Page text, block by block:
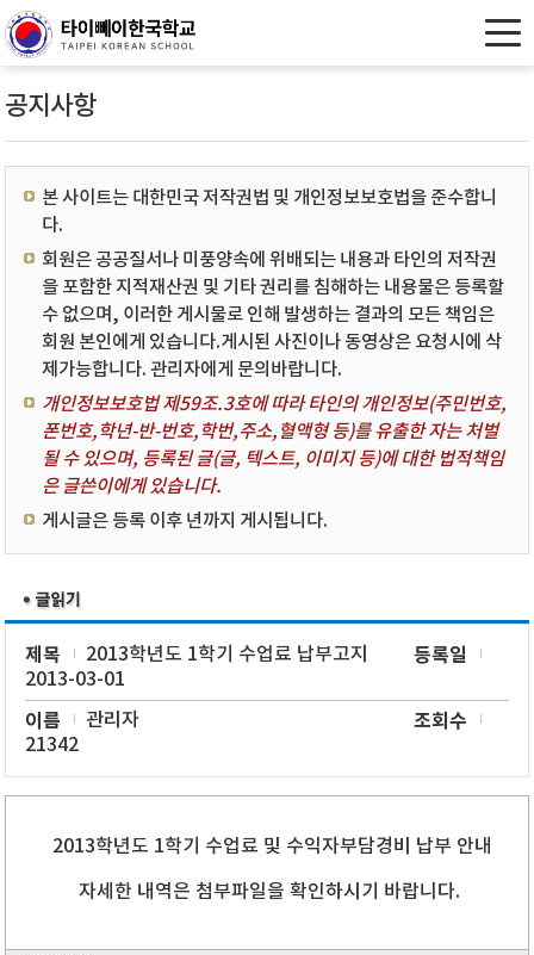
공지사항
본 사이트는 대한민국 저작권법 및 개인정보보호법을 준수합니
다.
회원은 공공질서나 미풍양속에 위배되는 내용과 타인의 저작권
을 포함한 지적재산권 및 기타 권리를 침해하는 내용물은 등록할
수 없으며, 이러한 게시물로 인해 발생하는 결과의 모든 책임은
회원 본인에게 있습니다.게시된 사진이나 동영상은 요청시에 삭
제가능합니다. 관리자에게 문의바랍니다.
개인정보보호법 제59조.3호에 따라 타인의 개인정보(주민번호,
폰번호,학년-반-번호,학번,주소,혈액형 등)를 유출한 자는 처벌
될 수 있으며, 등록된 글(글, 텍스트, 이미지 등)에 대한 법적책임
은 글쓴이에게 있습니다.
게시글은 등록 이후 년까지 게시됩니다.
제목 2013학년도 1학기 수업료 납부고지 등록일
2013-03-01
이름 관리자 조회수
21342
2013학년도 1학기 수업료 및 수익자부담경비 납부 안내
자세한 내역은 첨부파일을 확인하시기 바랍니다.